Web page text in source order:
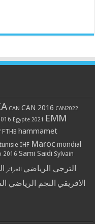
CAN CAN 2016 CAN2022
Egypte 2021 EMM
FTHB hammamet
IHF Maroc mondial
2016 Sami Saidi Sylvain
الترجي الرياضي الجزائر
الافريقي النجم الرياضي